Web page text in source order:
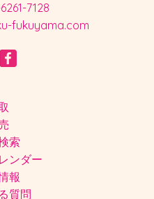
7128
fukuyama.com
索
ンダー
報
質問